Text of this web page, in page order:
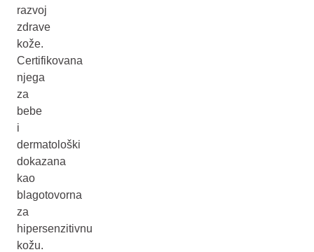
razvoj
zdrave
kože.
Certifikovana
njega
za
bebe
i
dermatološki
dokazana
kao
blagotovorna
za
hipersenzitivnu
kožu.